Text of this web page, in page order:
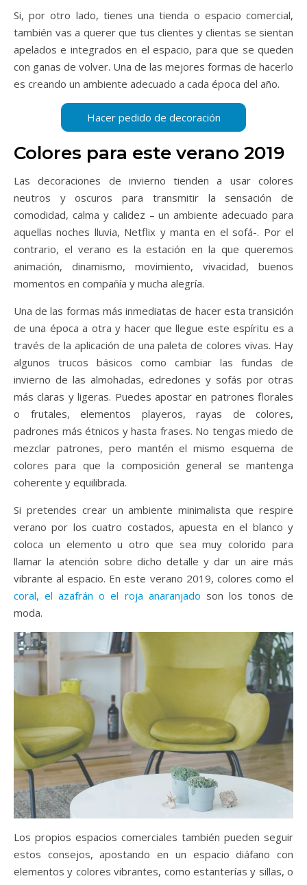
Si, por otro lado, tienes una tienda o espacio comercial,
también vas a querer que tus clientes y clientas se sientan
apelados e integrados en el espacio, para que se queden
con ganas de volver. Una de las mejores formas de hacerlo
es creando un ambiente adecuado a cada época del año.
Colores para este verano 2019
Las decoraciones de invierno tienden a usar colores
neutros y oscuros para transmitir la sensación de
comodidad, calma y calidez – un ambiente adecuado para
aquellas noches lluvia, Netflix y manta en el sofá-. Por el
contrario, el verano es la estación en la que queremos
animación, dinamismo, movimiento, vivacidad, buenos
momentos en compañía y mucha alegría.
Una de las formas más inmediatas de hacer esta transición
de una época a otra y hacer que llegue este espíritu es a
través de la aplicación de una paleta de colores vivas. Hay
algunos trucos básicos como cambiar las fundas de
invierno de las almohadas, edredones y sofás por otras
más claras y ligeras. Puedes apostar en patrones florales
o frutales, elementos playeros, rayas de colores,
padrones más étnicos y hasta frases. No tengas miedo de
mezclar patrones, pero mantén el mismo esquema de
colores para que la composición general se mantenga
coherente y equilibrada.
Si pretendes crear un ambiente minimalista que respire
verano por los cuatro costados, apuesta en el blanco y
coloca un elemento u otro que sea muy colorido para
llamar la atención sobre dicho detalle y dar un aire más
vibrante al espacio. En este verano 2019, colores como el
coral, el azafrán o el roja anaranjado son los tonos de
moda.
Los propios espacios comerciales también pueden seguir
estos consejos, apostando en un espacio diáfano con
elementos y colores vibrantes, como estanterías y sillas, o